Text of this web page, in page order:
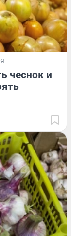
чеснок и